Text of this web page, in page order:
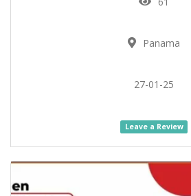
Panama
27-01-25
Leave a Review